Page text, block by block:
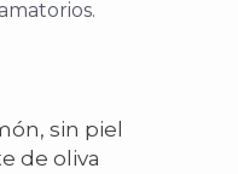
sin piel
de oliva